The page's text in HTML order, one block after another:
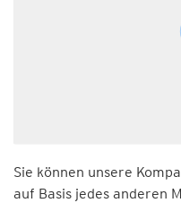
Sie können unsere
auf Basis jedes anderen